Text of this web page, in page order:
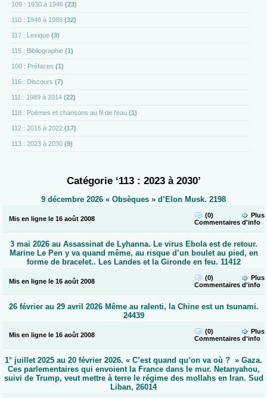
109 : 1930 à 1946 (23)
110 : 1946 à 1989 (32)
117 : Lexique (3)
115 : Bibliographie (1)
100 : Préfaces (1)
116 : Discours (7)
111 : 1989 à 2014 (22)
118 : Poèmes et chansons au fil de l'eau (1)
112 : 2015 à 2022 (17)
113 : 2023 à 2030 (9)
Catégorie ‘113 : 2023 à 2030’
9 décembre 2026 « Obsèques » d’Elon Musk. 2198
Mis en ligne le 16 août 2008
(0)
Commentaires
Plus
d'info
3 mai 2026 au Assassinat de Lyhanna. Le virus Ebola est de retour.
Marine Le Pen y va quand même, au risque d’un boulet au pied, en
forme de bracelet.. Les Landes et la Gironde en feu. 11412
Mis en ligne le 16 août 2008
(0)
Commentaires
Plus
d'info
26 février au 29 avril 2026 Même au ralenti, la Chine est un tsunami.
24439
Mis en ligne le 16 août 2008
(0)
Commentaires
Plus
d'info
1° juillet 2025 au 20 février 2026. « C’est quand qu’on va où ? » Gaza.
Ces parlementaires qui envoient la France dans le mur. Netanyahou,
suivi de Trump, veut mettre à terre le régime des mollahs en Iran. Sud
Liban, 26014